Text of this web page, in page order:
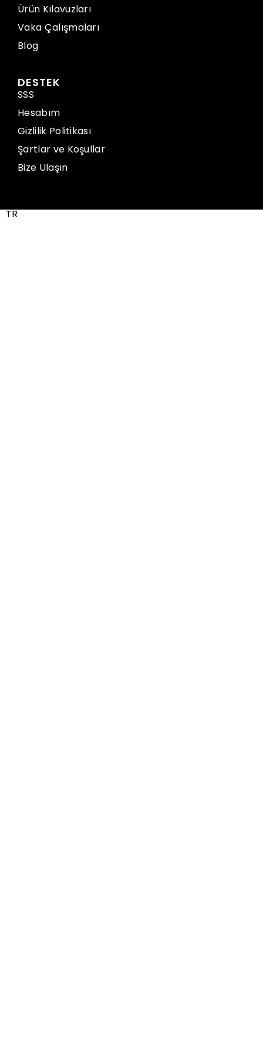
Ürün Kılavuzları
Vaka Çalışmaları
Blog
DESTEK
SSS
Hesabım
Gizlilik Politikası
Şartlar ve Koşullar
Bize Ulaşın
TR